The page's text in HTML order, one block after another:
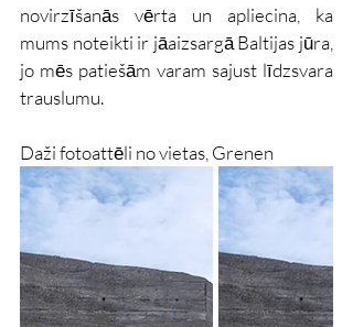
novirzīšanās vērta un apliecina, ka
mums noteikti ir jāaizsargā Baltijas jūra,
jo mēs patiešām varam sajust līdzsvara
trauslumu.
Daži fotoattēli no vietas, Grenen